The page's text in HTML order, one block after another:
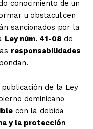
conocimiento de un
u obstaculicen
sancionados por la
Ley núm. 41-08 de
responsabilidades
de la Ley
dominicano
con la debida
y la protección